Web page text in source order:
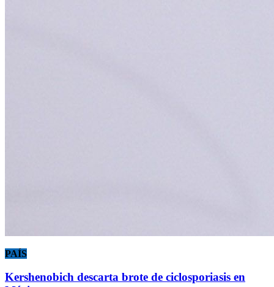
PAÍS
Kershenobich descarta brote de ciclosporiasis en